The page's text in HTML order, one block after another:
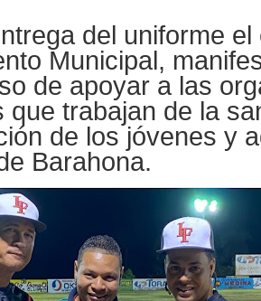
del uniforme el
Municipal,
de apoyar a las
que trabajan de la
de los jóvenes y
Barahona.